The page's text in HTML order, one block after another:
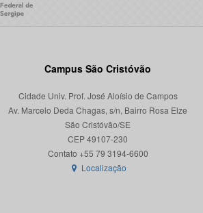
Campus São Cristóvão
Cidade Univ. Prof. José Aloísio de Campos
Av. Marcelo Deda Chagas, s/n, Bairro Rosa Elze
São Cristóvão/SE
CEP 49107-230
Localização